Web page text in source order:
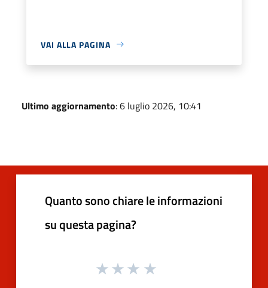
VAI ALLA PAGINA
Ultimo aggiornamento: 6 luglio 2026, 10:41
Quanto sono chiare le informazioni
su questa pagina?